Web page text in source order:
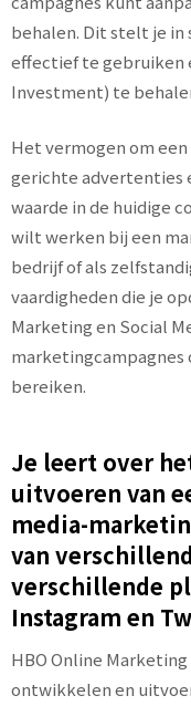
behalen. Dit stelt je
effectief te gebruiken
Investment) te
Het vermogen om
gerichte advertenties
waarde in de huidige
wilt werken bij een
bedrijf of als
vaardigheden die je
Marketing en Social
bereiken.
Je leert over
uitvoeren van
media-
van
verschillende
Instagram en
HBO Online
ontwikkelen en